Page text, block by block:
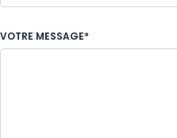
individuelle
VOTRE MESSAGE*